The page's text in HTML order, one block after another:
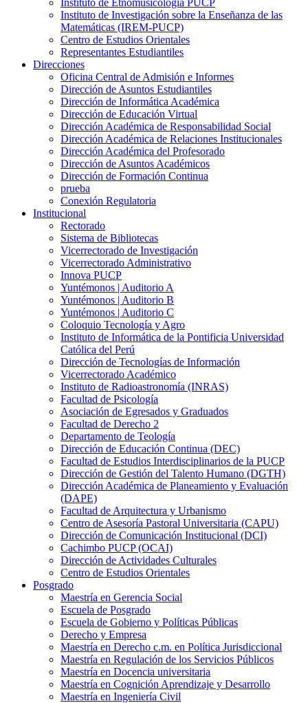
Instituto de Etnomusicología PUCP
Instituto de Investigación sobre la Enseñanza de las
Matemáticas (IREM-PUCP)
Centro de Estudios Orientales
Representantes Estudiantiles
Direcciones
Oficina Central de Admisión e Informes
Dirección de Asuntos Estudiantiles
Dirección de Informática Académica
Dirección de Educación Virtual
Dirección Académica de Responsabilidad Social
Dirección Académica de Relaciones Institucionales
Dirección Académica del Profesorado
Dirección de Asuntos Académicos
Dirección de Formación Continua
prueba
Conexión Regulatoria
Institucional
Rectorado
Sistema de Bibliotecas
Vicerrectorado de Investigación
Vicerrectorado Administrativo
Innova PUCP
Yuntémonos | Auditorio A
Yuntémonos | Auditorio B
Yuntémonos | Auditorio C
Coloquio Tecnología y Agro
Instituto de Informática de la Pontificia Universidad
Católica del Perú
Dirección de Tecnologías de Información
Vicerrectorado Académico
Instituto de Radioastronomía (INRAS)
Facultad de Psicología
Asociación de Egresados y Graduados
Facultad de Derecho 2
Departamento de Teología
Dirección de Educación Continua (DEC)
Facultad de Estudios Interdisciplinarios de la PUCP
Dirección de Gestión del Talento Humano (DGTH)
Dirección Académica de Planeamiento y Evaluación
(DAPE)
Facultad de Arquitectura y Urbanismo
Centro de Asesoría Pastoral Universitaria (CAPU)
Dirección de Comunicación Institucional (DCI)
Cachimbo PUCP (OCAI)
Dirección de Actividades Culturales
Centro de Estudios Orientales
Posgrado
Maestría en Gerencia Social
Escuela de Posgrado
Escuela de Gobierno y Políticas Públicas
Derecho y Empresa
Maestría en Derecho c.m. en Política Jurisdiccional
Maestría en Regulación de los Servicios Públicos
Maestría en Docencia universitaria
Maestría en Cognición Aprendizaje y Desarrollo
Maestría en Ingeniería Civil